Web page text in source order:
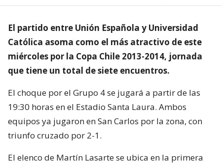
El partido entre Unión Española y Universidad
Católica asoma como el más atractivo de este
miércoles por la Copa Chile 2013-2014, jornada
que tiene un total de siete encuentros.
El choque por el Grupo 4 se jugará a partir de las
19:30 horas en el Estadio Santa Laura. Ambos
equipos ya jugaron en San Carlos por la zona, con
triunfo cruzado por 2-1.
El elenco de Martín Lasarte se ubica en la primera